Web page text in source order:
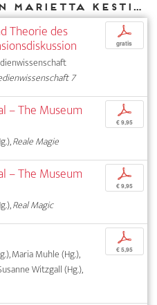
Weitere Texte von Marietta Kesting bei DIAPHANES
Theorie des
7
p
gratis
– The Museum
Reale Magie
p
€ 9,95
– The Museum
Real Magic
p
€ 9,95
Maria Muhle (Hg.),
Witzgall (Hg.),
p
€ 5,95